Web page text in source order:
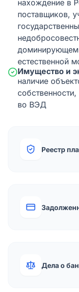
нахождение в
поставщиков,
доминирующем
естественной
Имущество и
наличие
во ВЭД
Реестр
Дела о